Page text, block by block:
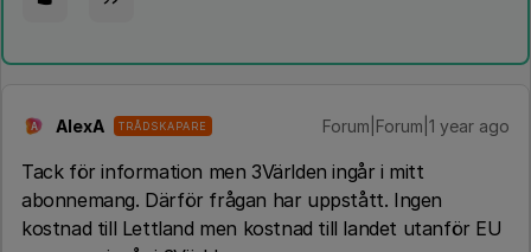
A AlexA TRÅDSKAPARE Forum|Forum|1 year ago
Tack för information men 3Världen ingår i mitt
abonnemang. Därför frågan har uppstått. Ingen
kostnad till Lettland men kostnad till landet utanför EU